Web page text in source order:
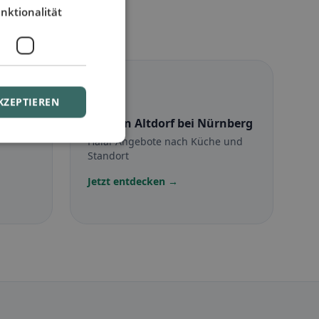
in Altdorf bei Nürnberg
Halal-Angebote nach Küche und
Standort
Jetzt entdecken →